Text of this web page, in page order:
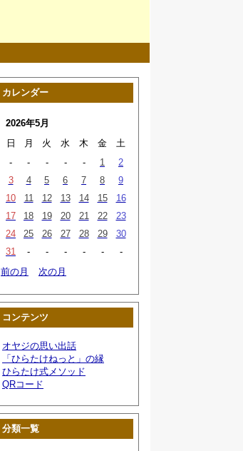
カレンダー
2026年5月
日
月 火 水 木 金
土
-
- - - - 1
2
3
4 5 6 7 8
9
10
11 12 13 14 15
16
17
18 19 20 21 22
23
24
25 26 27 28 29
30
31
- - - - -
-
前の月
次の月
コンテンツ
オヤジの思い出話
「ひらたけねっと」の縁
ひらたけ式メソッド
QRコード
分類一覧